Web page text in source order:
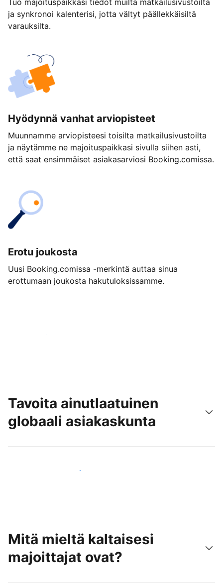
Tuo majoituspaikkasi tiedot muilta matkailusivustoilta
ja synkronoi kalenterisi, jotta vältyt päällekkäisiltä
varauksilta.
Hyödynnä vanhat arviopisteet
Muunnamme arviopisteesi toisilta matkailusivustoilta
ja näytämme ne majoituspaikkasi sivulla siihen asti,
että saat ensimmäiset asiakasarviosi Booking.comissa.
Erotu joukosta
Uusi Booking.comissa -merkintä auttaa sinua
erottumaan joukosta hakutuloksissamme.
Aloita jo tänään
Tavoita ainutlaatuinen
globaali asiakaskunta
Tavoita uusia asiakkaita jo tänään
Mitä mieltä kaltaisesi
majoittajat ovat?